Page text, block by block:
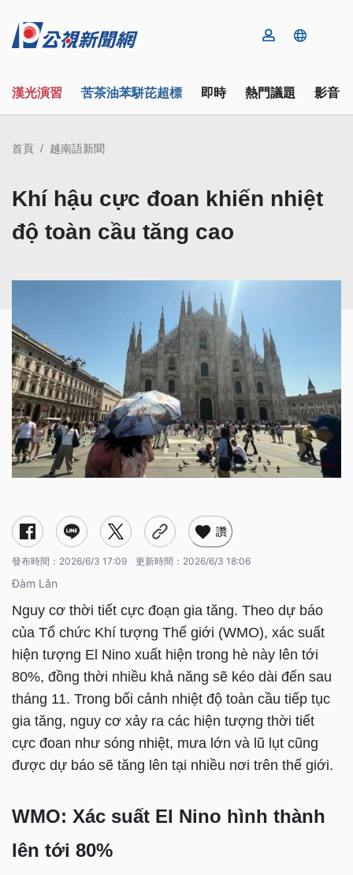
漢光演習 苦茶油苯駢芘超標 即時 熱門議題 影音
首頁 越南語新聞
Khí hậu cực đoan khiến nhiệt
độ toàn cầu tăng cao
讚
發布時間： 2026/6/3 17:09 更新時間： 2026/6/3 18:06
Đàm Lân
Nguy cơ thời tiết cực đoạn gia tăng. Theo dự báo
của Tổ chức Khí tượng Thế giới (WMO), xác suất
hiện tượng El Nino xuất hiện trong hè này lên tới
80%, đồng thời nhiều khả năng sẽ kéo dài đến sau
tháng 11. Trong bối cảnh nhiệt độ toàn cầu tiếp tục
gia tăng, nguy cơ xảy ra các hiện tượng thời tiết
cực đoan như sóng nhiệt, mưa lớn và lũ lụt cũng
được dự báo sẽ tăng lên tại nhiều nơi trên thế giới.
WMO: Xác suất El Nino hình thành
lên tới 80%